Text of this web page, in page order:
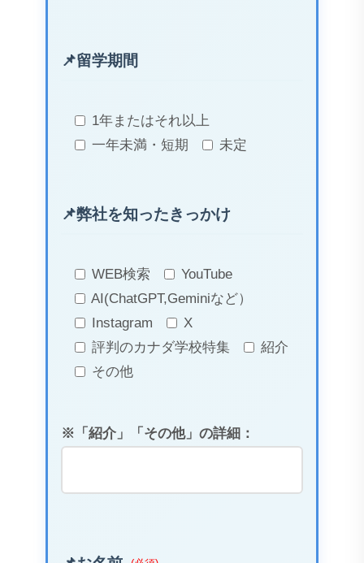
留学期間
1年またはそれ以上
一年未満・短期
未定
弊社を知ったきっかけ
WEB検索
YouTube
AI(ChatGPT,Geminiなど）
Instagram
X
評判のカナダ学校特集
紹介
その他
※「紹介」「その他」の詳細：